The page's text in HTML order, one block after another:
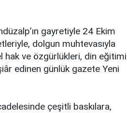
gayretiyle 24 Ekim
dolgun muhtevasıyla
hak ve özgürlükleri, din eğitimi
edinen günlük gazete Yeni
çeşitli baskılara,